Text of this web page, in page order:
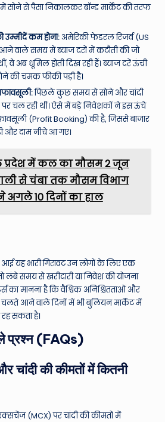
सोने से पैसा निकालकर बॉन्ड मार्केट की तरफ
उम्मीदें कम होना: अमेरिकी फेडरल रिजर्व (US
आने वाले समय में ब्याज दरों में कटौती की जो
वे अब धूमिल होती दिख रही हैं। ब्याज दरें ऊंची
की चमक फीकी पड़ी है।
पिछले कुछ समय से सोने और चांदी
पर चल रही थीं। ऐसे में बड़े निवेशकों ने इस ऊंचे
(Profit Booking) की है, जिससे बाजार
और दाम नीचे आ गए।
प्रदेश में कल का मौसम 2 जून
से चंबा तक मौसम विभाग
अगले 10 दिनों का हाल
यह भारी गिरावट उन लोगों के लिए एक
लंबे समय से खरीदारी या निवेश की योजना
का मानना है कि वैश्विक अनिश्चितताओं और
चलते आने वाले दिनों में भी बुलियन मार्केट में
रह सकता है।
प्रश्न (FAQs)
चांदी की कीमतों में कितनी
(MCX) पर चांदी की कीमतों में